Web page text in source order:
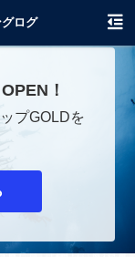
ます！
！
プGOLDを
ログ